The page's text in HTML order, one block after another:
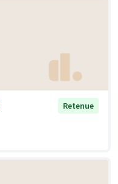
Retenue